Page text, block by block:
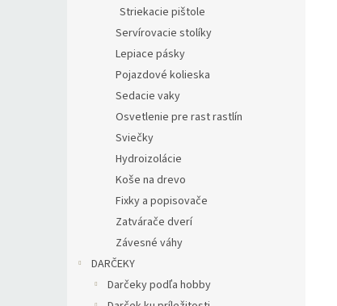
Striekacie pištole
Servírovacie stolíky
Lepiace pásky
Pojazdové kolieska
Sedacie vaky
Osvetlenie pre rast rastlín
Sviečky
Hydroizolácie
Koše na drevo
Fixky a popisovače
Zatvárače dverí
Závesné váhy
DARČEKY
Darčeky podľa hobby